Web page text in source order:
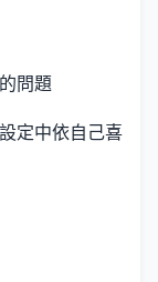
問題
定中依自己喜